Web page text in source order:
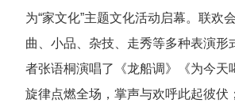
为“家文化”主题文化活动启幕。联欢
曲、小品、杂技、走秀等多种表演
者张语桐演唱了《龙船调》《为今
旋律点燃全场，掌声与欢呼此起彼